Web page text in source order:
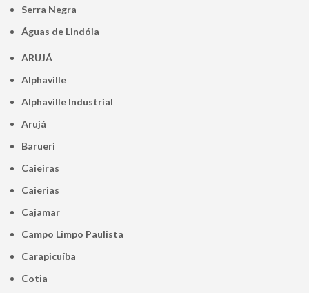
Serra Negra
Águas de Lindóia
ARUJÁ
Alphaville
Alphaville Industrial
Arujá
Barueri
Caieiras
Caierias
Cajamar
Campo Limpo Paulista
Carapicuíba
Cotia